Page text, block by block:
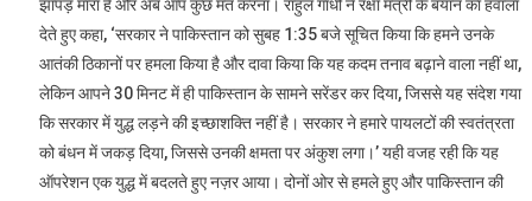
झापड़ मारा है और अब आप कुछ मत करना। राहुल गांधी ने रक्षा मंत्री के बयान का हवाला
देते हुए कहा, ‘सरकार ने पाकिस्तान को सुबह 1:35 बजे सूचित किया कि हमने उनके
आतंकी ठिकानों पर हमला किया है और दावा किया कि यह कदम तनाव बढ़ाने वाला नहीं था,
लेकिन आपने 30 मिनट में ही पाकिस्तान के सामने सरेंडर कर दिया, जिससे यह संदेश गया
कि सरकार में युद्ध लड़ने की इच्छाशक्ति नहीं है। सरकार ने हमारे पायलटों की स्वतंत्रता
को बंधन में जकड़ दिया, जिससे उनकी क्षमता पर अंकुश लगा।’ यही वजह रही कि यह
ऑपरेशन एक युद्ध में बदलते हुए नज़र आया। दोनों ओर से हमले हुए और पाकिस्तान की